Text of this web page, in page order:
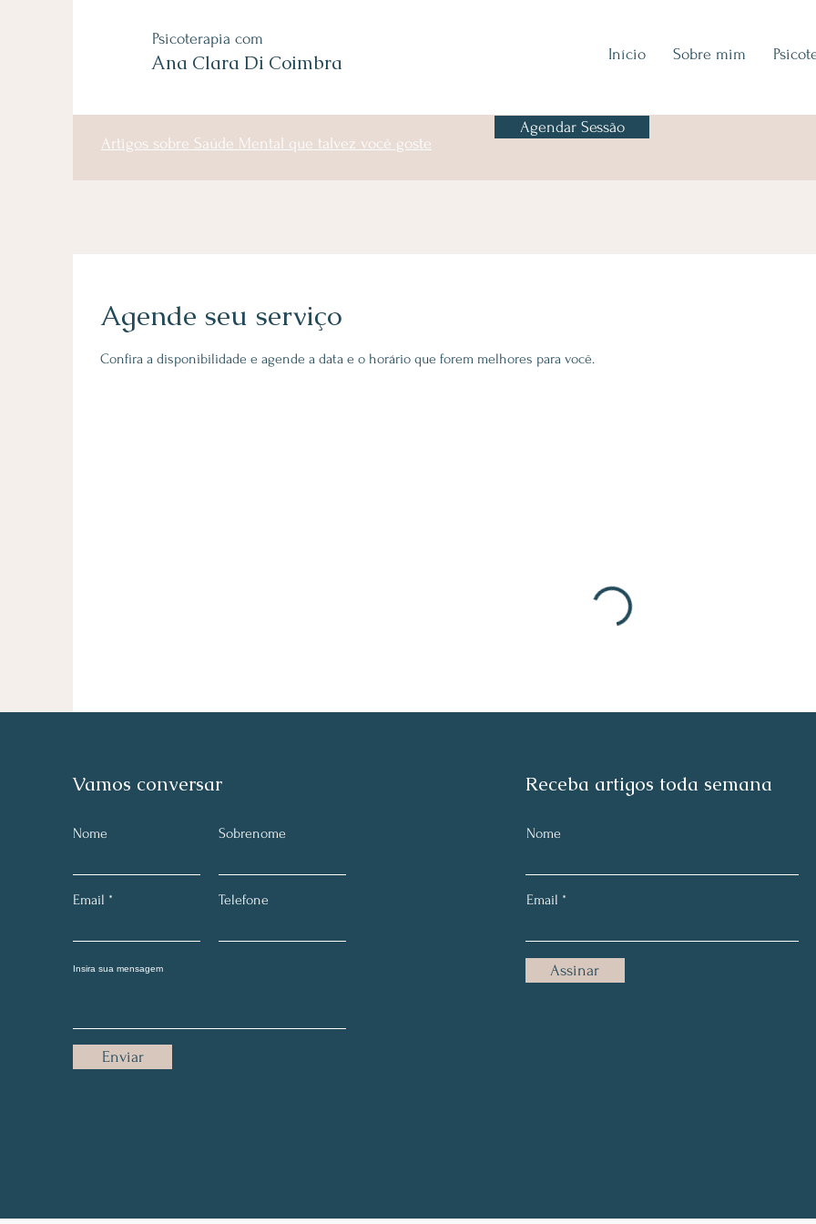
Psicoterapia com
Ana Clara Di Coimbra Início Sobre mim
Artigos sobre Saúde Mental que talvez você goste
Agendar Sessão
Agende seu serviço
Confira a disponibilidade e agende a data e o horário que forem melhores para você.
Vamos conversar
Nome Sobrenome
Email Telefone
Enviar
Receba artigos toda semana
Nome
Email
Assinar